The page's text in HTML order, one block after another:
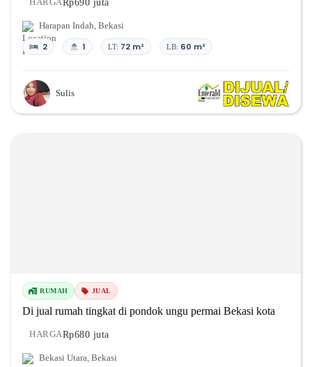
HARGA
Harapan Indah, Bekasi
2 1 LT: 72 m² LB: 60 m²
Sulis
RUMAH JUAL
Di jual rumah tingkat di pondok ungu permai Bekasi kota
HARGARp680 juta
Bekasi Utara, Bekasi